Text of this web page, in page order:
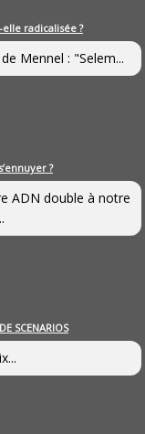
elle radicalisée ?
Mennel : "Selem...
?
ADN double à notre
SCENARIOS